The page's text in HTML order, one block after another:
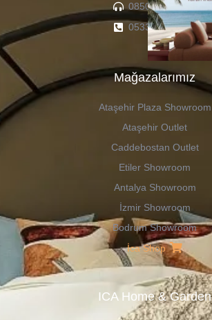
0850 307 04 22
0533 336 71 13
Mağazalarımız
Ataşehir Plaza Showroom
Ataşehir Outlet
Caddebostan Outlet
Etiler Showroom
Antalya Showroom
İzmir Showroom
Bodrum Showroom
İca Shop
ICA Home & Garden